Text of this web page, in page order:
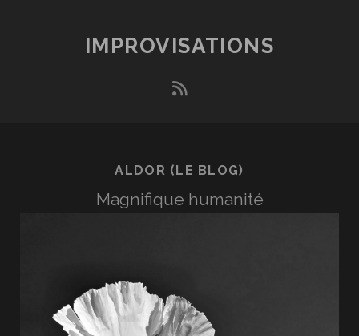
IMPROVISATIONS
rss
ALDOR (LE BLOG)
Magnifique humanité